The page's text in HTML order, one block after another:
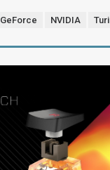
GeForce NVIDIA